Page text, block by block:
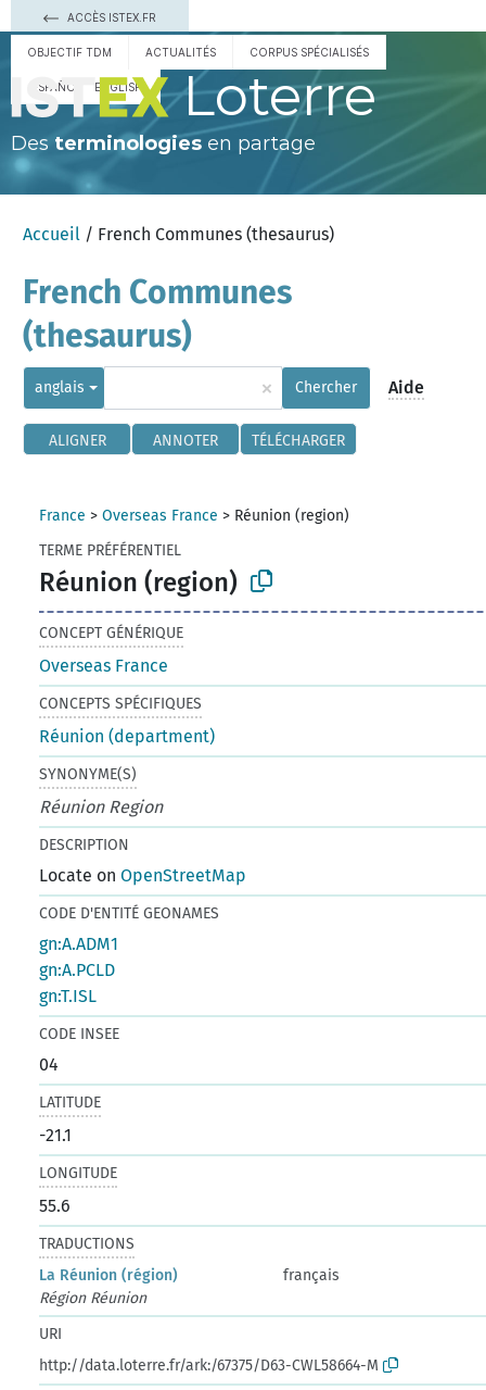
ACCÈS ISTEX.FR
OBJECTIF TDM ACTUALITÉS CORPUS SPÉCIALISÉS
ESPAÑOL ENGLISH Loterre
Des terminologies en partage
Accueil / French Communes (thesaurus)
French Communes
(thesaurus)
anglais × Chercher Aide
ALIGNER ANNOTER TÉLÉCHARGER
France >Overseas France > Réunion (region)
TERME PRÉFÉRENTIEL
Réunion (region)
CONCEPT GÉNÉRIQUE
Overseas France
CONCEPTS SPÉCIFIQUES
Réunion (department)
SYNONYME(S)
Réunion Region
DESCRIPTION
Locate onOpenStreetMap
CODE D'ENTITÉ GEONAMES
gn:A.ADM1
gn:A.PCLD
gn:T.ISL
CODE INSEE
04
LATITUDE
-21.1
LONGITUDE
55.6
TRADUCTIONS
La Réunion (région)
français
Région Réunion
URI
http://data.loterre.fr/ark:/67375/D63-CWL58664-M